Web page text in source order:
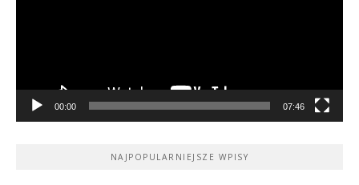
00:00 07:46
NAJPOPULARNIEJSZE WPISY